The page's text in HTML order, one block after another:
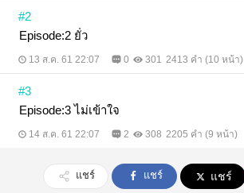
#2
Episode:2 ยั่ว
13 ส.ค. 61 22:07 0 301 2413 คำ (10 หน้า)
#3
Episode:3 ไม่เข้าใจ
14 ส.ค. 61 22:07 2 308 2205 คำ (9 หน้า)
แชร์ แชร์ แชร์